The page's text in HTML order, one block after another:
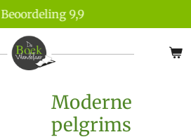
Beoordeling 9,9
Moderne
pelgrims